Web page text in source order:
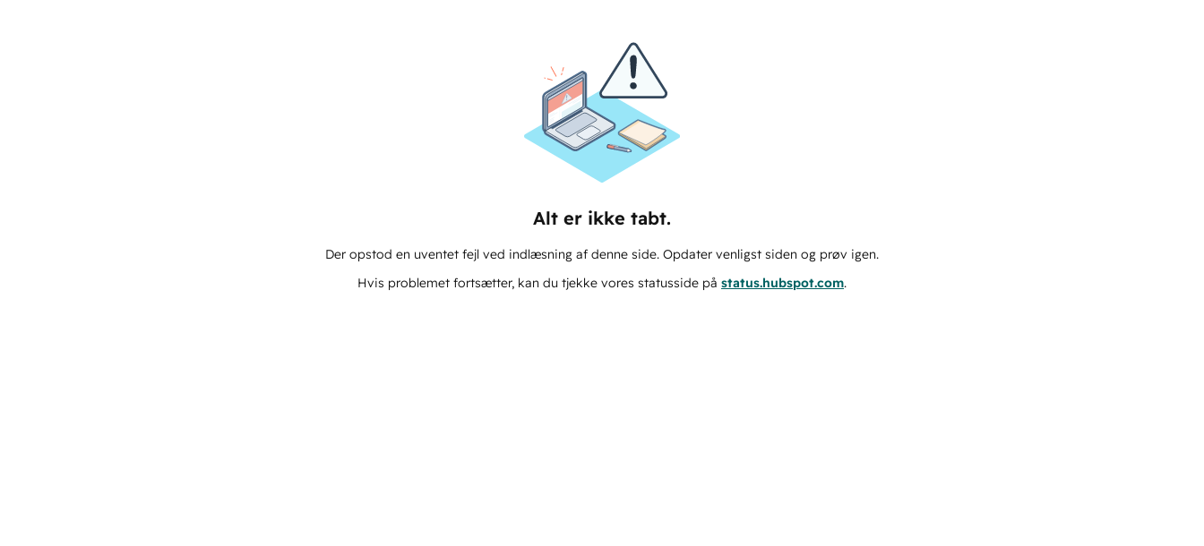
Alt er ikke tabt.
Der opstod en uventet fejl ved indlæsning af denne side. Opdater venligst siden og prøv igen.
Hvis problemet fortsætter, kan du tjekke vores statusside på status.hubspot.com.